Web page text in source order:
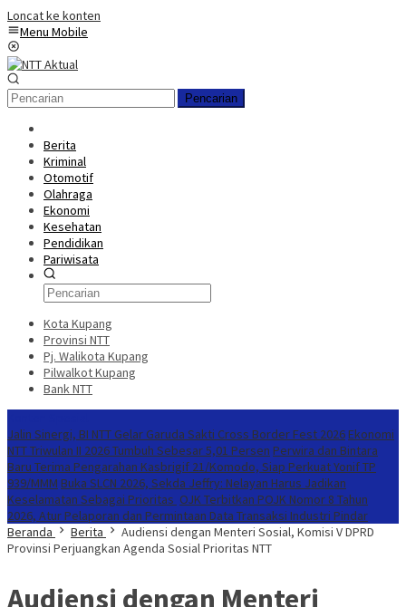
Loncat ke konten
Menu Mobile
Pencarian
Berita
Kriminal
Otomotif
Olahraga
Ekonomi
Kesehatan
Pendidikan
Pariwisata
Kota Kupang
Provinsi NTT
Pj. Walikota Kupang
Pilwalkot Kupang
Bank NTT
Jalin Sinergi, BI NTT Gelar Garuda Sakti Cross Border Fest 2026 Ekonomi
NTT Triwulan II 2026 Tumbuh Sebesar 5,01 Persen Perwira dan Bintara
Baru Terima Pengarahan Kasbrigif 21/Komodo, Siap Perkuat Yonif TP
939/MMM Buka SLCN 2026, Sekda Jeffry: Nelayan Harus Jadikan
Keselamatan Sebagai Prioritas OJK Terbitkan POJK Nomor 8 Tahun
2026, Atur Pelaporan dan Permintaan Data Transaksi Industri Pindar
Beranda
Berita
Audiensi dengan Menteri Sosial, Komisi V DPRD
Provinsi Perjuangkan Agenda Sosial Prioritas NTT
Audiensi dengan Menteri